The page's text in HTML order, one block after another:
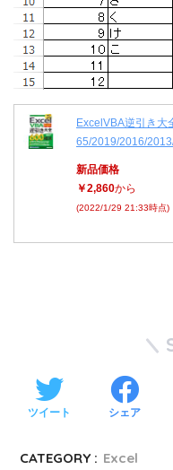
ExcelVBA逆引き大
65/2019/2016/
新品価格
￥2,860から
(2022/1/29 21:33時点)
ツイート シェア
CATEGORY : Excel